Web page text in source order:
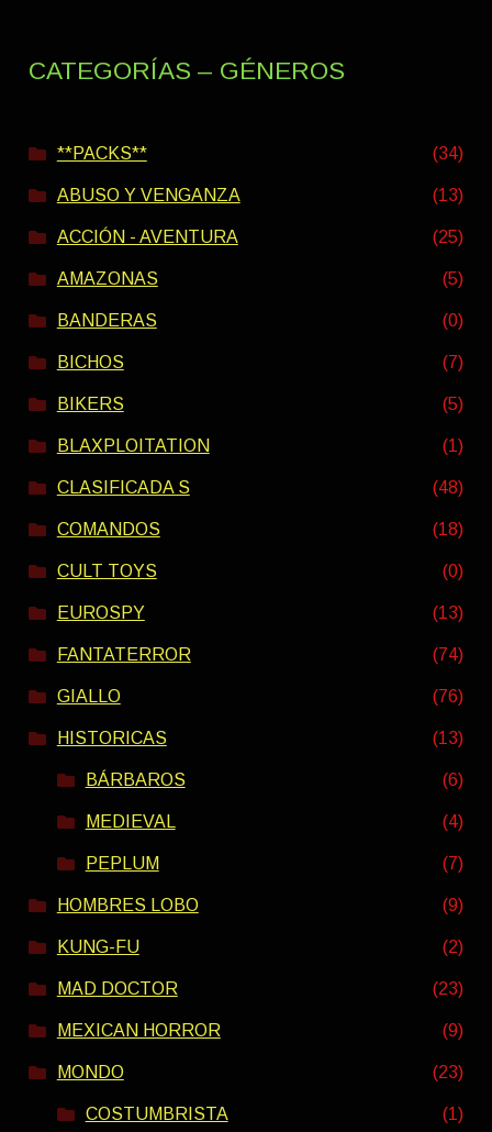
CATEGORÍAS – GÉNEROS
**PACKS** (34)
ABUSO Y VENGANZA (13)
ACCIÓN - AVENTURA (25)
AMAZONAS (5)
BANDERAS (0)
BICHOS (7)
BIKERS (5)
BLAXPLOITATION (1)
CLASIFICADA S (48)
COMANDOS (18)
CULT TOYS (0)
EUROSPY (13)
FANTATERROR (74)
GIALLO (76)
HISTORICAS (13)
BÁRBAROS (6)
MEDIEVAL (4)
PEPLUM (7)
HOMBRES LOBO (9)
KUNG-FU (2)
MAD DOCTOR (23)
MEXICAN HORROR (9)
MONDO (23)
COSTUMBRISTA (1)